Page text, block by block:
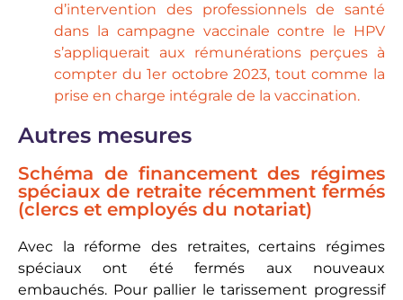
d’intervention des professionnels de santé
dans la campagne vaccinale contre le HPV
s’appliquerait aux rémunérations perçues à
compter du 1er octobre 2023, tout comme la
prise en charge intégrale de la vaccination.
Autres mesures
Schéma de financement des régimes
spéciaux de retraite récemment fermés
(clercs et employés du notariat)
Avec la réforme des retraites, certains régimes
spéciaux ont été fermés aux nouveaux
embauchés. Pour pallier le tarissement progressif